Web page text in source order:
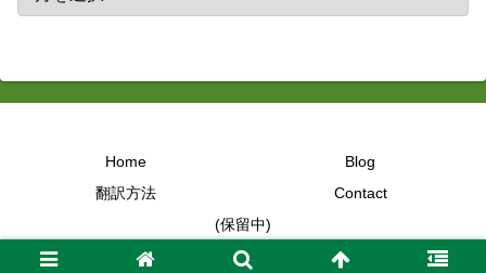
Home
Blog
翻訳方法
Contact
(保留中)
Copyright © 2017-2026 字幕大王 All Rights Reserved.